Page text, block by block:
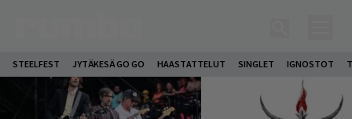
STEELFEST JYTÄKESÄ GO GO HAASTATTELUT SINGLET IGNOSTOT